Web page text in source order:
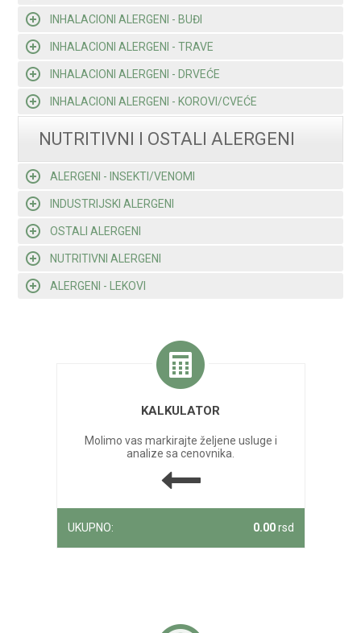
INHALACIONI ALERGENI - BUĐI
INHALACIONI ALERGENI - TRAVE
INHALACIONI ALERGENI - DRVEĆE
INHALACIONI ALERGENI - KOROVI/CVEĆE
NUTRITIVNI I OSTALI ALERGENI
ALERGENI - INSEKTI/VENOMI
INDUSTRIJSKI ALERGENI
OSTALI ALERGENI
NUTRITIVNI ALERGENI
ALERGENI - LEKOVI
KALKULATOR
Molimo vas markirajte željene usluge i
analize sa cenovnika.
UKUPNO: 0.00rsd